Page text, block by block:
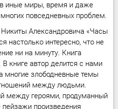
в иные миры, время и даже
повседневных проблем.
Александровича «Часы
настолько интересно, что не
ни на минуту. Книга
книге автор делится с нами
злободневные темы
между людьми.
между героями, продуманный
произведения